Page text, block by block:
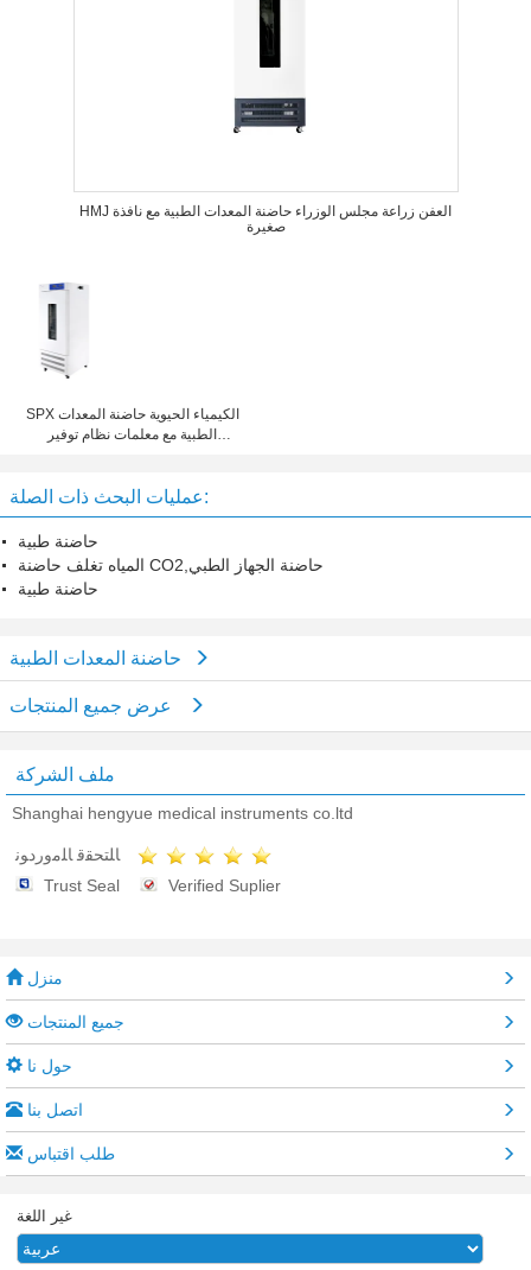
HMJ العفن زراعة مجلس الوزراء حاضنة المعدات الطبية مع نافذة
صغيرة
SPX الكيمياء الحيوية حاضنة المعدات
الطبية مع معلمات نظام توفير
عمليات البحث ذات الصلة:
حاضنة طبية
المياه تغلف حاضنة CO2,حاضنة الجهاز الطبي
حاضنة طبية
حاضنة المعدات الطبية
ملف الشركة
Shanghai hengyue medical instruments co.ltd
ﺎﻠﺘﺤﻘﻗ ﺎﻠﻣﻭﺭﺩﻮﻧ
Trust Seal
Verified Suplier
منزل
جميع المنتجات
حول نا
اتصل بنا
طلب اقتباس
غير اللغة